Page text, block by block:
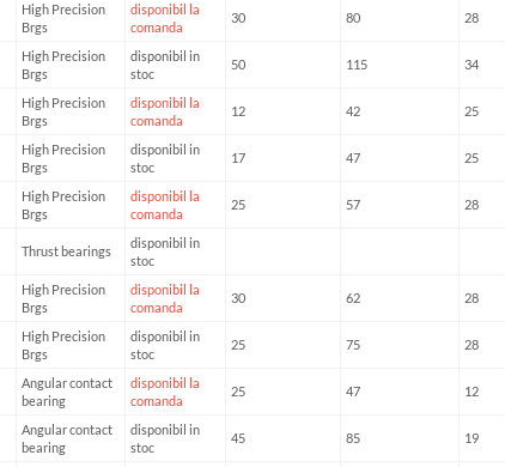
High Precision
Brgs
disponibil la
comanda
30 80 28
High Precision
Brgs
disponibil in
stoc
50 115 34
High Precision
Brgs
disponibil la
comanda
12 42 25
High Precision
Brgs
disponibil in
stoc
17 47 25
High Precision
Brgs
disponibil la
comanda
25 57 28
Thrust bearings
disponibil in
stoc
High Precision
Brgs
disponibil la
comanda
30 62 28
High Precision
Brgs
disponibil in
stoc
25 75 28
Angular contact
bearing
disponibil la
comanda
25 47 12
Angular contact
bearing
disponibil in
stoc
45 85 19